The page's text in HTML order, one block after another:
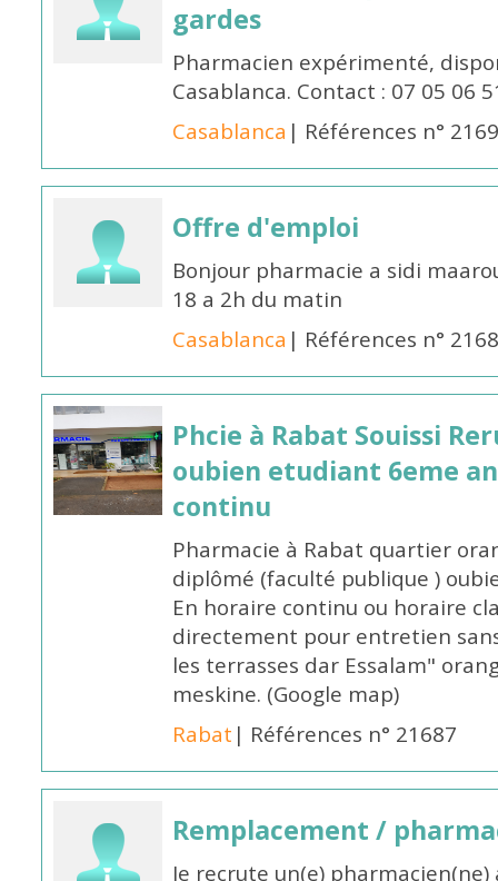
gardes
Pharmacien expérimenté,
Casablanca. Contact : 07 05 06
Casablanca | Références n°
Offre d'emploi
Bonjour pharmacie a sidi
18 a 2h du matin
Casablanca | Références n°
Phcie à Rabat Souissi
oubien etudiant 6eme
continu
Pharmacie à Rabat quartier
diplômé (faculté publique )
En horaire continu ou horaire
directement pour entretien
les terrasses dar Essalam"
meskine. (Google map)
Rabat | Références n° 21687
Remplacement /
Je recrute un(e)